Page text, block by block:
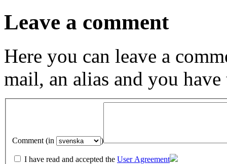
Leave a comment
Here you can leave a
mail, an alias and you have
Comment (in )
I have read and accepted the User Agreement